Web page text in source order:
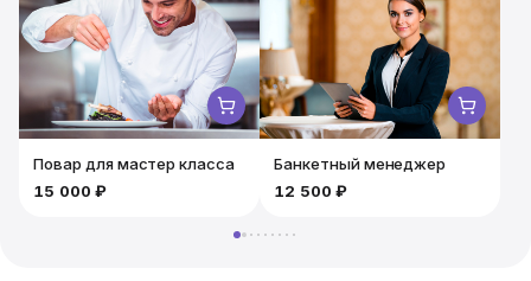
Повар для мастер класса
15 000 ₽
Банкетный менеджер
12 500 ₽